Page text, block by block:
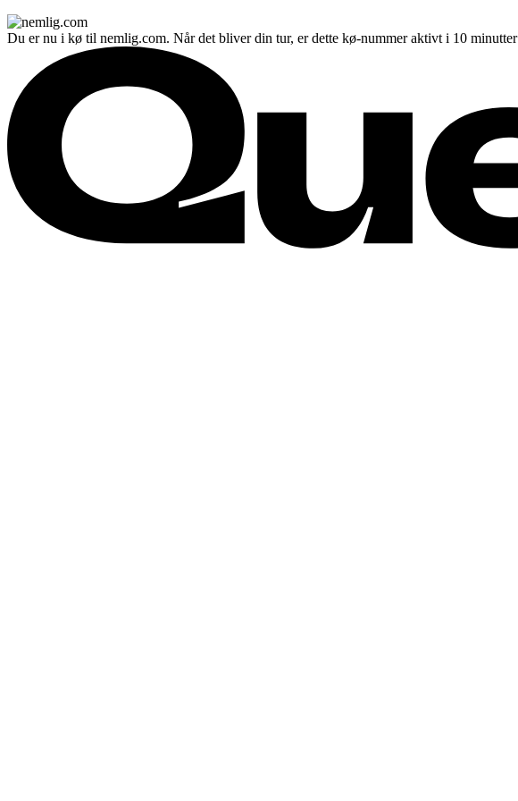
Du er nu i kø til nemlig.com. Når det bliver din tur, er dette kø-nummer aktivt i 10 minutter